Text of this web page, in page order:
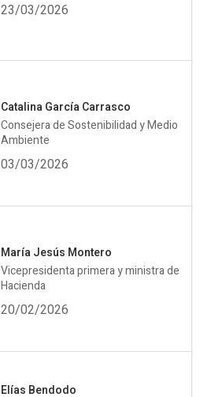
23/03/2026
Catalina García Carrasco
Consejera de Sostenibilidad y Medio
Ambiente
03/03/2026
María Jesús Montero
Vicepresidenta primera y ministra de
Hacienda
20/02/2026
Elías Bendodo